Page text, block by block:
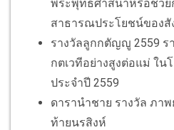
พระพุทธศาสนาหรือช่วย
สาธารณประโยชน์ของสั
รางวัลลูกกตัญญู 2559
กตเวทีอย่างสูงต่อแม่ ใ
ประจำปี 2559
ดารานำชาย รางวัล ภ
ท้ายนรสิงห์